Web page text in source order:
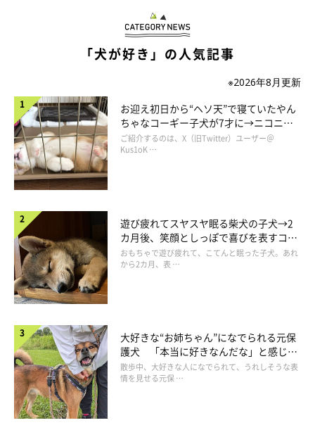
自分の名前が頭上で呼ばれると、交代交代にこっちを見る。
その瞬間がすごく好きなんですよね。
てんすけが小さく、まだ自分の名前を把握していないとき、呼ん
でもこっちを見てくれませんでした。
いつのまにか自分は「てんすけ」という名前だと自覚して、呼ぶ
と振り返るようになってくれたんですが、それってすごく嬉しい
ことだと思うのです。
今日も喜んで名前を呼んじゃう私です。
「犬が好き」の人気記事
※2026年8月更新
お迎え初日から“ヘソ天”で寝ていたやん
ちゃなコーギー子犬が7才に→ニコニ
コ“コーギースマイル”が魅力のコに成
長！
ご紹介するのは、X（旧Twitter）ユーザー＠
Kus1oK …
遊び疲れてスヤスヤ眠る柴犬の子犬→2
カ月後、笑顔としっぽで喜びを表すコに
成長！
おもちゃで遊び疲れて、こてんと眠った子犬。あれ
から2カ月、表 …
大好きな“お姉ちゃん”になでられる元保
護犬 「本当に好きなんだな」と感じる
表情にほっこり
散歩中、大好きな人になでられて、うれしそうな表
情を見せる元保 …